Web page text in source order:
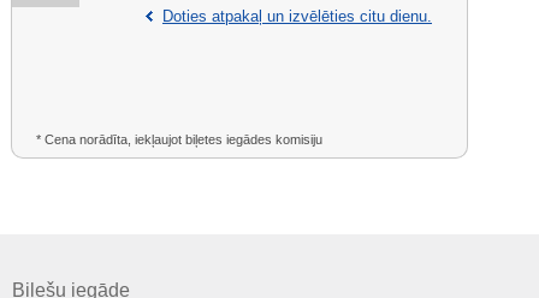
Doties atpakaļ un izvēlēties citu dienu.
* Cena norādīta, iekļaujot biļetes iegādes komisiju
Biļešu iegāde